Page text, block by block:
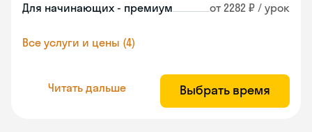
Для начинающих - премиум от 2282 ₽ / урок
Все услуги и цены (4)
Читать дальше Выбрать время